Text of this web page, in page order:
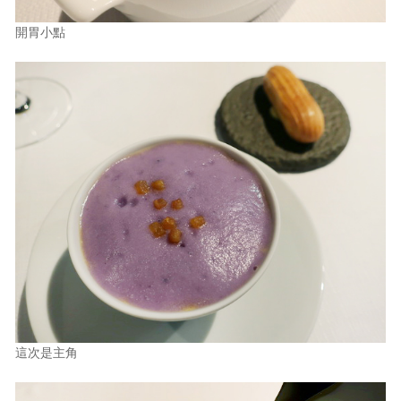
開胃小點
這次是主角